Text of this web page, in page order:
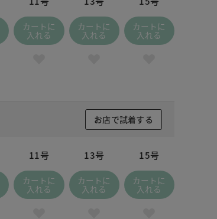
カートに
入れる
カートに
入れる
カートに
入れる
お店で試着する
11号
カートに
入れる
13号
カートに
入れる
15号
カートに
入れる